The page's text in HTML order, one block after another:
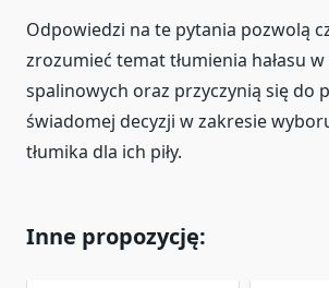
Odpowiedzi na te pytania pozwolą
zrozumieć temat tłumienia hałasu w
spalinowych oraz przyczynią się do
świadomej decyzji w zakresie
tłumika dla ich piły.
Inne propozycję: